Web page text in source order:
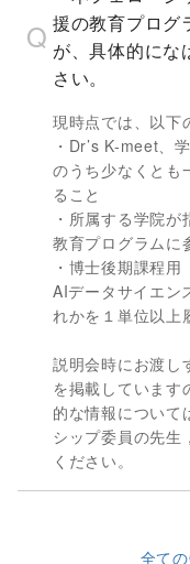
援の教育プログ
が、具体的にな
さい。
現時点では、以下
・Dr’s K-meet、
のうち少なくとも
ること
・所属する学院
教育プログラムに
・博士後期課程
AIデータサイエン
れかを１単位以上
説明会時にお渡し
を掲載しています
的な情報について
シップ委員の先生
ください。
全て